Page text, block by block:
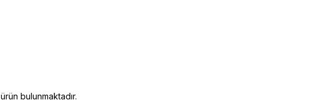
ürün bulunmaktadır.